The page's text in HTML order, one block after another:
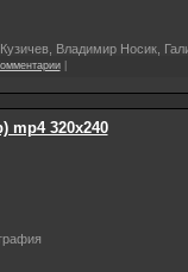
Владимир Носик,
|
mp4 320х240